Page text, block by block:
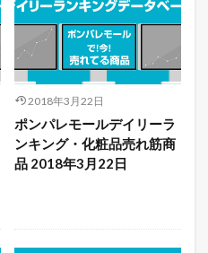
2018年3月22日
ポンパレモールデイリーラ
ンキング・化粧品売れ筋商
品 2018年3月22日